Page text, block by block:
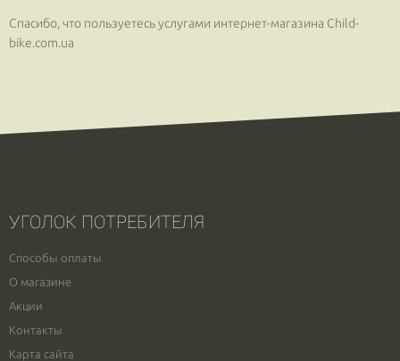
Спасибо, что пользуетесь услугами интернет-магазина Сhild-
bike.com.ua
УГОЛОК ПОТРЕБИТЕЛЯ
Способы оплаты
О магазине
Акции
Контакты
Карта сайта